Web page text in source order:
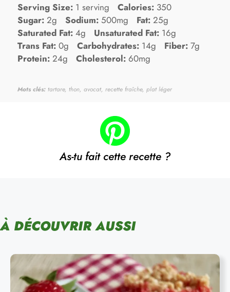
Serving Size: 1 serving Calories: 350
Sugar: 2g Sodium: 500mg Fat: 25g
Saturated Fat: 4g Unsaturated Fat: 16g
Trans Fat: 0g Carbohydrates: 14g Fiber: 7g
Protein: 24g Cholesterol: 60mg
Mots clés: tartare, thon, avocat, recette fraîche, plat léger
As-tu fait cette recette ?
À DÉCOUVRIR AUSSI